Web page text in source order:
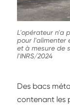
L'opérateur n'a
pour l'alimenter
et à mesure de
l'INRS/2024
Des bacs
contenant les